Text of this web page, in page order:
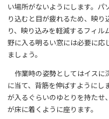
い場所がないようにします。パ
り込むと目が疲れるため、映
り、映り込みを軽減するフィ
野に入る明るい窓には必要に
ましょう。
作業時の姿勢としてはイスに
に当て、背筋を伸ばすようにし
が入るぐらいのゆとりを持たせ
が床に着くように座ります。